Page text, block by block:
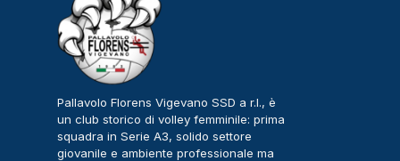
Pallavolo Florens Vigevano SSD a r.l., è
un club storico di volley femminile: prima
squadra in Serie A3, solido settore
giovanile e ambiente professionale ma